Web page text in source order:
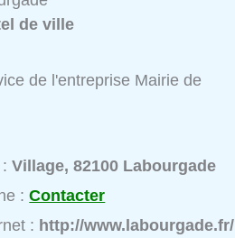
de ville
de l'entreprise Mairie de
:Village, 82100 Labourgade
:Contacter
: http://www.labourgade.fr/